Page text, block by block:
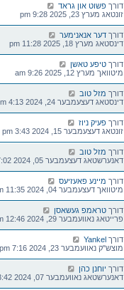
דורך פשוט און גראד
זונטאג מערץ 23, 2025 9:28 pm
דורך דער אנאנימער
דינסטאג מערץ 18, 2025 11:28 pm
דורך טיפע טאשן
מיטוואך מערץ 12, 2025 9:26 am
דורך מזל טוב
דינסטאג דעצעמבער 24, 2024 4:13 pm
דורך פעיק ניוז
זונטאג דעצעמבער 15, 2024 3:43 pm
דורך מזל טוב
דאנערשטאג דעצעמבער 05, 2024 7:02 pm
דורך מיינע פאעזיעס
מיטוואך דעצעמבער 04, 2024 11:35 pm
דורך טראמפ געשאסן
פרייטאג נאוועמבער 29, 2024 12:46 pm
דורך Yankel
מוצש"ק נאוועמבער 23, 2024 7:16 pm
דורך יוחנן כהן
דאנערשטאג נאוועמבער 07, 2024 3:42 pm